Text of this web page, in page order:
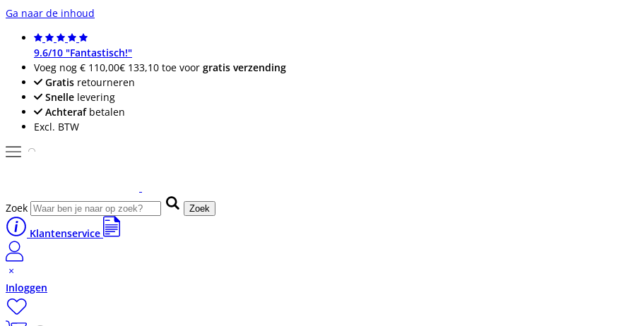
Ga naar de inhoud
9.6/10 "Fantastisch!"
Voeg nog € 110,00€ 133,10 toe voor gratis verzending
Gratis retourneren
Snelle levering
Achterafbetalen
Excl. BTW
Zoek Zoek
Klantenservice
Inloggen